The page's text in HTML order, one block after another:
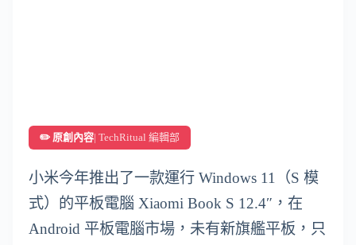
✏️ 原創內容| TechRitual 編輯部
小米今年推出了一款運行 Windows 11（S 模
式）的平板電腦 Xiaomi Book S 12.4″，在
Android 平板電腦市場，未有新旗艦平板，只